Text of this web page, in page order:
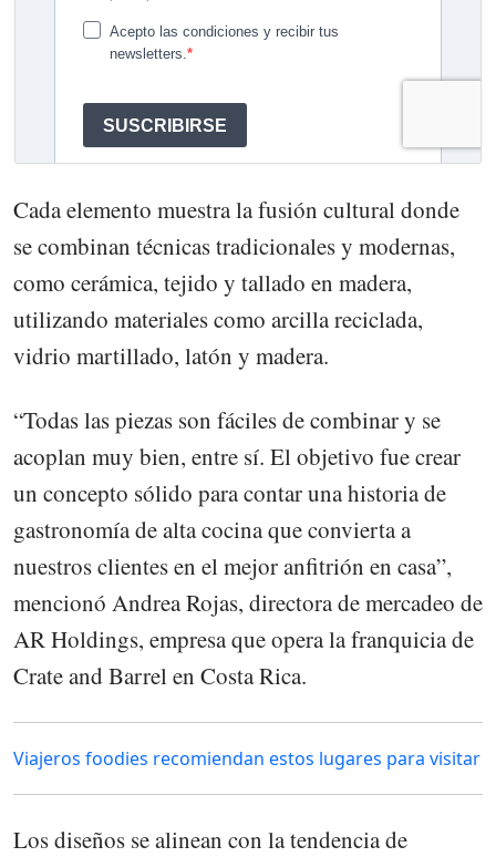
Cada elemento muestra la fusión cultural donde
se combinan técnicas tradicionales y modernas,
como cerámica, tejido y tallado en madera,
utilizando materiales como arcilla reciclada,
vidrio martillado, latón y madera.
“Todas las piezas son fáciles de combinar y se
acoplan muy bien, entre sí. El objetivo fue crear
un concepto sólido para contar una historia de
gastronomía de alta cocina que convierta a
nuestros clientes en el mejor anfitrión en casa”,
mencionó Andrea Rojas, directora de mercadeo de
AR Holdings, empresa que opera la franquicia de
Crate and Barrel en Costa Rica.
Viajeros foodies recomiendan estos lugares para visitar
Los diseños se alinean con la tendencia de